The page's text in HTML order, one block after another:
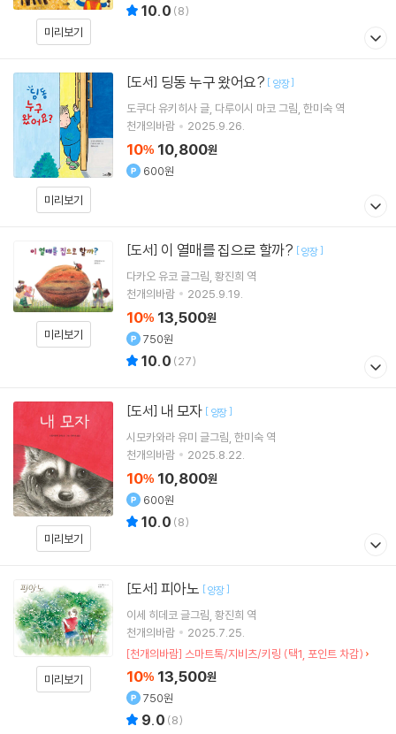
미리보기
10.0 (8)
미리보기
[도서] 딩동 누구 왔어요? [ 양장]
도쿠다 유키히사글 다루이시 마코 그림 한미숙 역
천개의바람
2025.9.26.
10% 10,800원
600원
미리보기
[도서] 이 열매를 집으로 할까? [양장]
다카오 유코 글그림 황진희 역
천개의바람
2025.9.19.
10% 13,500원
750원
10.0 (27)
미리보기
[도서] 내 모자 [ 양장]
시모카와라 유미 글그림 한미숙 역
천개의바람
2025.8.22.
10% 10,800원
600원
10.0 (8)
미리보기
[도서] 피아노 [양장]
이세 히데코 글그림 황진희 역
천개의바람
2025.7.25.
[천개의바람] 스마트톡/지비츠/키링 (택1, 포인트 차감)
10% 13,500원
750원
9.0 (8)